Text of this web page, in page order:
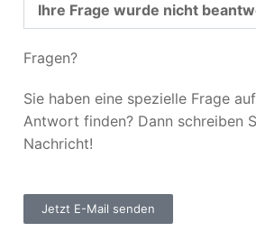
Ihre Frage wurde nicht
Fragen?
Sie haben eine spezielle Frage
Antwort finden? Dann schreiben
Nachricht!
Jetzt E-Mail senden